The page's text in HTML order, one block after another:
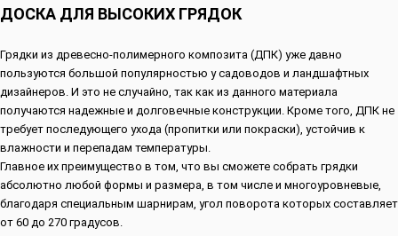
ДОСКА ДЛЯ ВЫСОКИХ ГРЯДОК
Грядки из древесно-полимерного композита (ДПК) уже давно
пользуются большой популярностью у садоводов и ландшафтных
дизайнеров. И это не случайно, так как из данного материала
получаются надежные и долговечные конструкции. Кроме того, ДПК не
требует последующего ухода (пропитки или покраски), устойчив к
влажности и перепадам температуры.
Главное их преимущество в том, что вы сможете собрать грядки
абсолютно любой формы и размера, в том числе и многоуровневые,
благодаря специальным шарнирам, угол поворота которых составляет
от 60 до 270 градусов.